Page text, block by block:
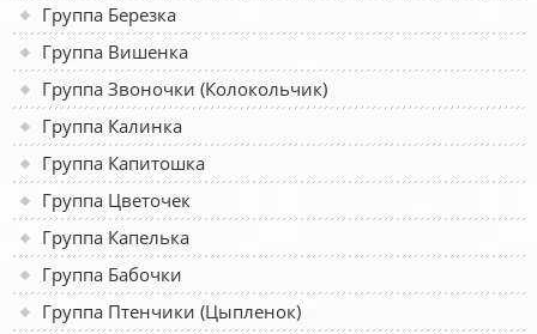
Группа Березка
Группа Вишенка
Группа Звоночки (Колокольчик)
Группа Калинка
Группа Капитошка
Группа Цветочек
Группа Капелька
Группа Бабочки
Группа Птенчики (Цыпленок)